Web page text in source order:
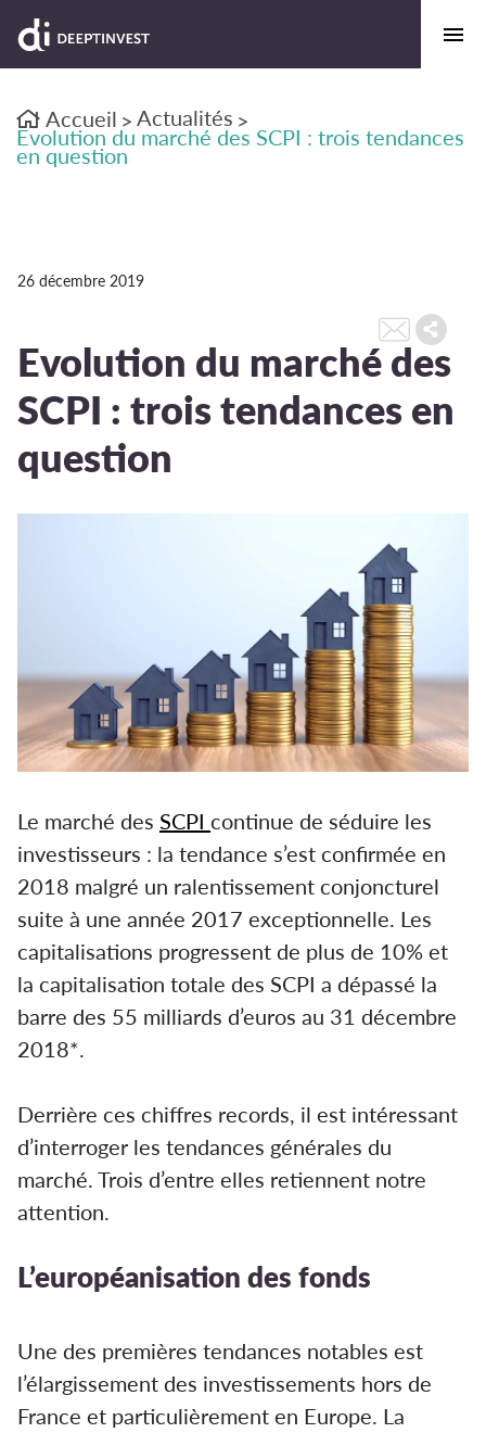
Accueil > Actualités >
Evolution du marché des SCPI : trois tendances
en question
26 décembre 2019
Evolution du marché des
SCPI : trois tendances en
question
Le marché des SCPI continue de séduire les
investisseurs : la tendance s’est confirmée en
2018 malgré un ralentissement conjoncturel
suite à une année 2017 exceptionnelle. Les
capitalisations progressent de plus de 10% et
la capitalisation totale des SCPI a dépassé la
barre des 55 milliards d’euros au 31 décembre
2018*.
Derrière ces chiffres records, il est intéressant
d’interroger les tendances générales du
marché. Trois d’entre elles retiennent notre
attention.
L’européanisation des fonds
Une des premières tendances notables est
l’élargissement des investissements hors de
France et particulièrement en Europe. La